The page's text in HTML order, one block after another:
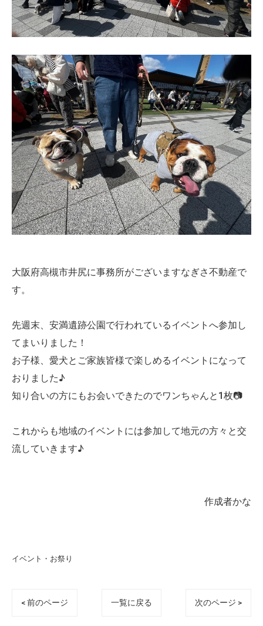
大阪府高槻市井尻に事務所がございますなぎさ不動産で
す。
先週末、安満遺跡公園で行われているイベントへ参加し
てまいりました！
お子様、愛犬とご家族皆様で楽しめるイベントになって
おりました♪
知り合いの方にもお会いできたのでワンちゃんと1枚📷
これからも地域のイベントには参加して地元の方々と交
流していきます♪
作成者かな
イベント・お祭り
< 前のページ 一覧に戻る 次のページ >